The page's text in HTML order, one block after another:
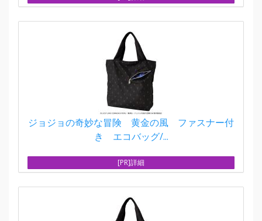
ジョジョの奇妙な冒険 黄金の風 ファスナー付
き エコバッグ/...
[PR]詳細